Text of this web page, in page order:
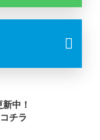
中！
チラ